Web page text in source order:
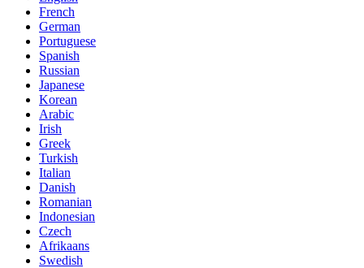
French
German
Portuguese
Spanish
Russian
Japanese
Korean
Arabic
Irish
Greek
Turkish
Italian
Danish
Romanian
Indonesian
Czech
Afrikaans
Swedish